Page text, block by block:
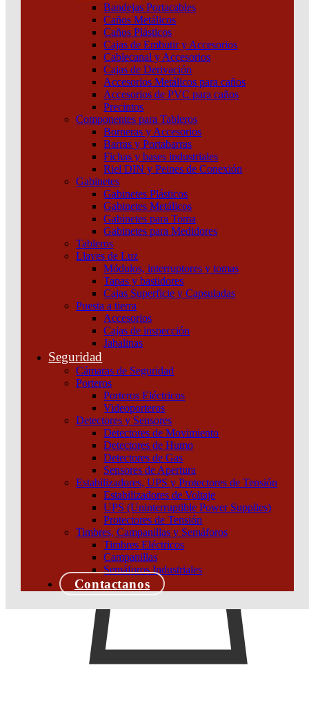
Bandejas Portacables
Caños Metálicos
Caños Plásticos
Cajas de Embutir y Accesorios
Cablecanal y Accesorios
Cajas de Derivación
Accesorios Metálicos para caños
Accesorios de PVC para caños
Precintos
Componentes para Tableros
Borneras y Accesorios
Barras y Portabarras
Fichas y bases industriales
Riel DIN y Peines de Conexión
Gabinetes
Gabinetes Plásticos
Gabinetes Metálicos
Gabinetes para Toma
Gabinetes para Medidores
Tableros
Llaves de Luz
Módulos, interruptores y tomas
Tapas y bastidores
Cajas Superficie y Capsuladas
Puesta a tierra
Accesorios
Cajas de inspección
Jabalinas
Seguridad
Cámaras de Seguridad
Porteros
Porteros Eléctricos
Videoporteros
Detectores y Sensores
Detectores de Movimiento
Detectores de Humo
Detectores de Gas
Sensores de Apertura
Estabilizadores, UPS y Protectores de Tensión
Estabilizadores de Voltaje
UPS (Uninterruptible Power Supplies)
Protectores de Tensión
Timbres, Campanillas y Semáforos
Timbres Eléctricos
Campanillas
Semáforos Industriales
Contactanos
Interruptor Compact Nsx100B 25 Ka A 415 Vca Unidad
De Control Micrologic 2.2 100 A 3 Polos 3D Schneider
Añadir al carrito